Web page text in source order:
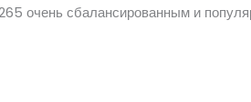
очень сбалансированным и